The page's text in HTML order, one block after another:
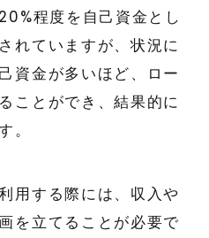
程度を自己資金とし
れていますが、状況に
資金が多いほど、ロー
ことができ、結果的に
。
用する際には、収入や
を立てることが必要で